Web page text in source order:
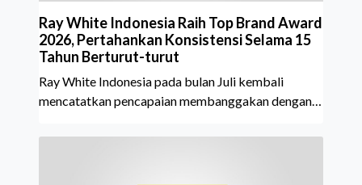
Ray White Indonesia Raih Top Brand Award
2026, Pertahankan Konsistensi Selama 15
Tahun Berturut-turut
Ray White Indonesia pada bulan Juli kembali
mencatatkan pencapaian membanggakan dengan
Property Agent. Penghargaan ini menjadi semakin